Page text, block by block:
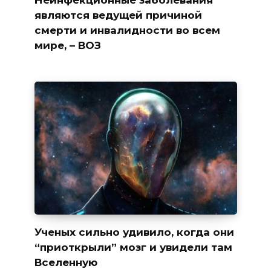
являются ведущей причиной
смерти и инвалидности во всем
мире, – ВОЗ
Ученых сильно удивило, когда они
“приоткрыли” мозг и увидели там
Вселенную